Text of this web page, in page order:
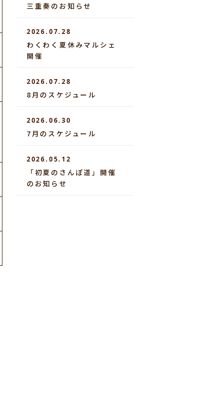
三重奏のお知らせ
2026.07.28
わくわく夏休みマルシェ
開催
2026.07.28
8月のスケジュール
2026.06.30
7月のスケジュール
2026.05.12
「初夏のさんぽ道」開催
のお知らせ